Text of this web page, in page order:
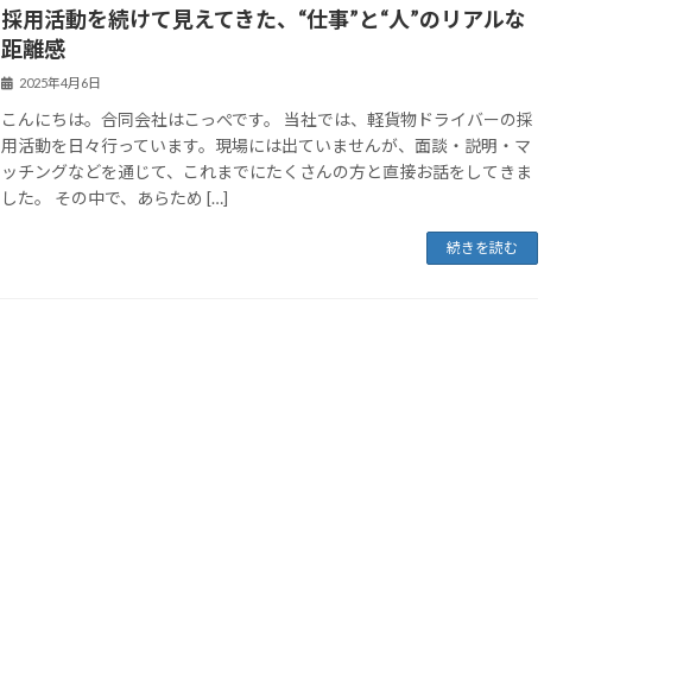
採用活動を続けて見えてきた、“仕事”と“人”のリアルな
距離感
2025年4月6日
こんにちは。合同会社はこっぺです。 当社では、軽貨物ドライバーの採
用活動を日々行っています。現場には出ていませんが、面談・説明・マ
ッチングなどを通じて、これまでにたくさんの方と直接お話をしてきま
した。 その中で、あらため […]
続きを読む